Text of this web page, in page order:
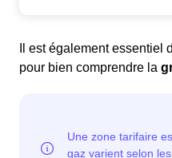
Il est également essentiel
pour bien comprendre la